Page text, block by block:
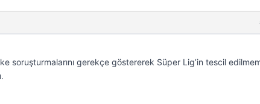
soruşturmalarını gerekçe göstererek Süper Lig’in tescil